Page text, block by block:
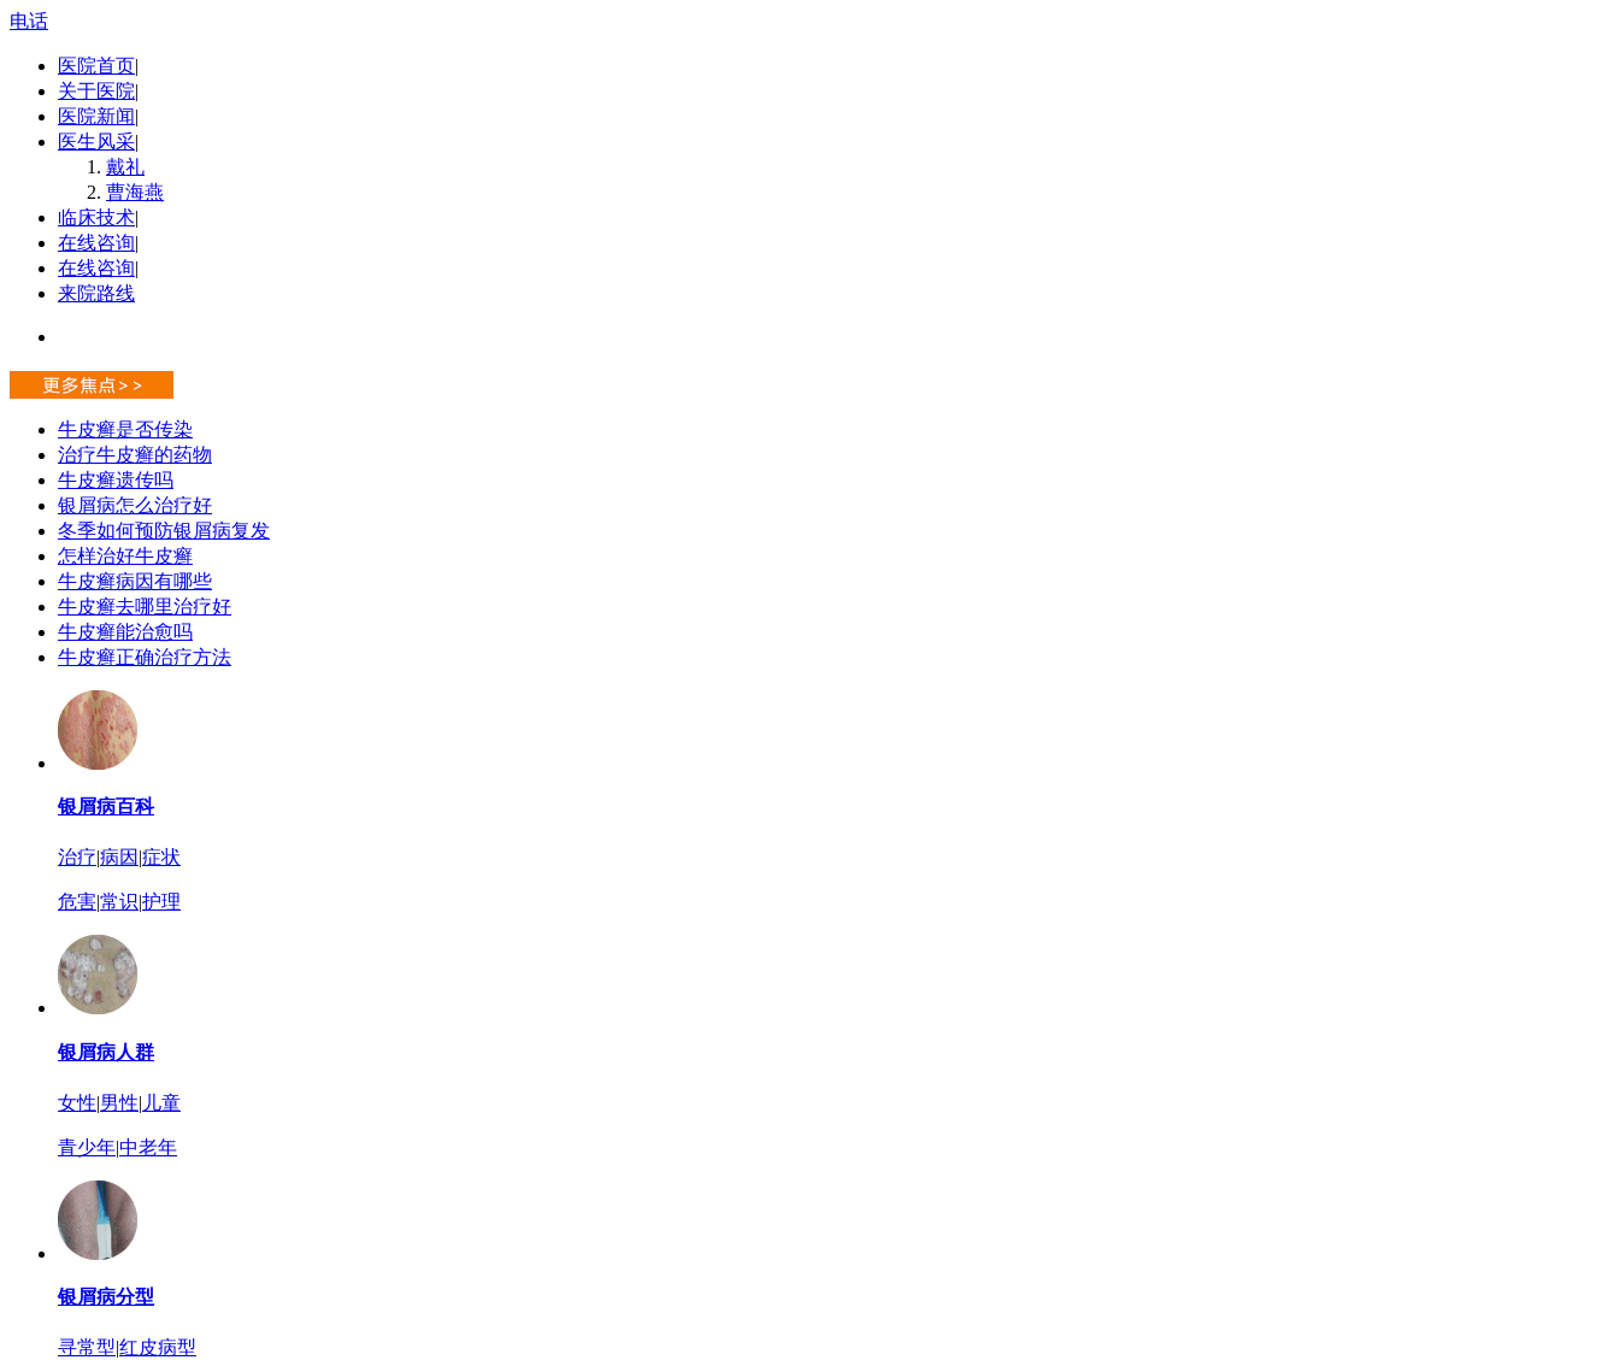
电话
医院首页|
关于医院|
医院新闻|
医生风采|
戴礼
曹海燕
临床技术|
在线咨询|
在线咨询|
来院路线
牛皮癣是否传染
治疗牛皮癣的药物
牛皮癣遗传吗
银屑病怎么治疗好
冬季如何预防银屑病复发
怎样治好牛皮癣
牛皮癣病因有哪些
牛皮癣去哪里治疗好
牛皮癣能治愈吗
牛皮癣正确治疗方法
银屑病百科
治疗|病因 |症状
危害|常识|护理
银屑病人群
女性|男性| 儿童
青少年|中老年
银屑病分型
寻常型|红皮病型